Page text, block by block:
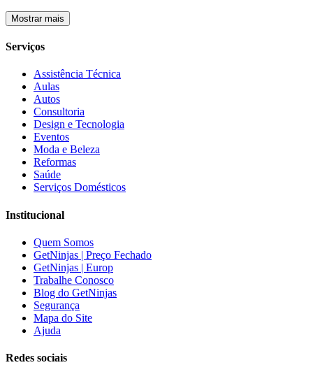
Mostrar mais
Serviços
Assistência Técnica
Aulas
Autos
Consultoria
Design e Tecnologia
Eventos
Moda e Beleza
Reformas
Saúde
Serviços Domésticos
Institucional
Quem Somos
GetNinjas | Preço Fechado
GetNinjas | Europ
Trabalhe Conosco
Blog do GetNinjas
Segurança
Mapa do Site
Ajuda
Redes sociais